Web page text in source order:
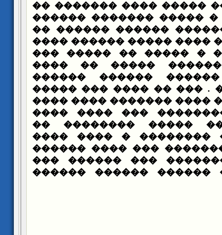
����� ���� ��� �����
����� ������ � �����
�� ��� ���� ������
����� ���� ��� ����
���� ��� ���� � �����
������� �� ������
������ ��� ������
������ ������ . ��� ��
��� ��� ������ ����
���� ����� ��������
����� ������� �����
����� ������
���� ����� ��������
��� ����� ��������
����� �� ��� ������